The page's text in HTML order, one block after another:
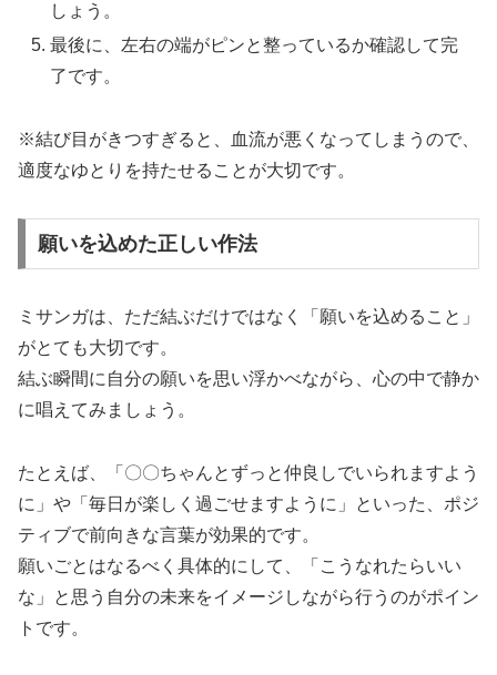
しょう。
最後に、左右の端がピンと整っているか確認して完
了です。
※結び目がきつすぎると、血流が悪くなってしまうので、
適度なゆとりを持たせることが大切です。
願いを込めた正しい作法
ミサンガは、ただ結ぶだけではなく「願いを込めること」
がとても大切です。
結ぶ瞬間に自分の願いを思い浮かべながら、心の中で静か
に唱えてみましょう。
たとえば、「〇〇ちゃんとずっと仲良しでいられますよう
に」や「毎日が楽しく過ごせますように」といった、ポジ
ティブで前向きな言葉が効果的です。
願いごとはなるべく具体的にして、「こうなれたらいい
な」と思う自分の未来をイメージしながら行うのがポイン
トです。